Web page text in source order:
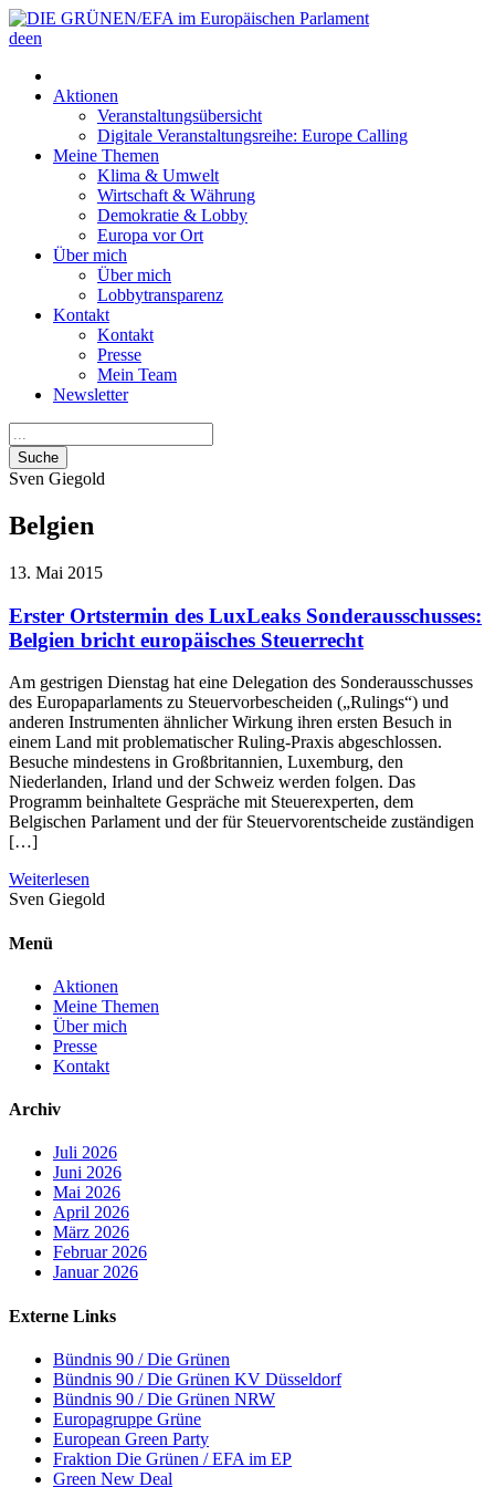
deen
Aktionen
Veranstaltungsübersicht
Digitale Veranstaltungsreihe: Europe Calling
Meine Themen
Klima & Umwelt
Wirtschaft & Währung
Demokratie & Lobby
Europa vor Ort
Über mich
Über mich
Lobbytransparenz
Kontakt
Kontakt
Presse
Mein Team
Newsletter
Suche
Sven Giegold
Belgien
13. Mai 2015
Erster Ortstermin des LuxLeaks Sonderausschusses:
Belgien bricht europäisches Steuerrecht
Am gestrigen Dienstag hat eine Delegation des Sonderausschusses
des Europaparlaments zu Steuervorbescheiden („Rulings“) und
anderen Instrumenten ähnlicher Wirkung ihren ersten Besuch in
einem Land mit problematischer Ruling-Praxis abgeschlossen.
Besuche mindestens in Großbritannien, Luxemburg, den
Niederlanden, Irland und der Schweiz werden folgen. Das
Programm beinhaltete Gespräche mit Steuerexperten, dem
Belgischen Parlament und der für Steuervorentscheide zuständigen
[…]
Weiterlesen
Sven Giegold
Menü
Aktionen
Meine Themen
Über mich
Presse
Kontakt
Archiv
Juli 2026
Juni 2026
Mai 2026
April 2026
März 2026
Februar 2026
Januar 2026
Externe Links
Bündnis 90 / Die Grünen
Bündnis 90 / Die Grünen KV Düsseldorf
Bündnis 90 / Die Grünen NRW
Europagruppe Grüne
European Green Party
Fraktion Die Grünen / EFA im EP
Green New Deal